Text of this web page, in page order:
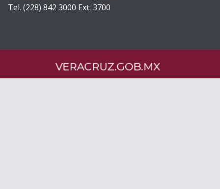
Tel. (228) 842 3000 Ext. 3700